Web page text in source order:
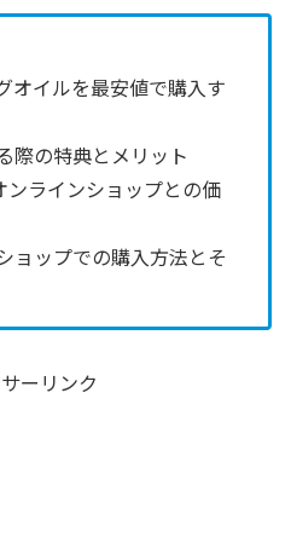
オイルを最安値で購入す
際の特典とメリット
ンラインショップとの価
ョップでの購入方法とそ
ーリンク